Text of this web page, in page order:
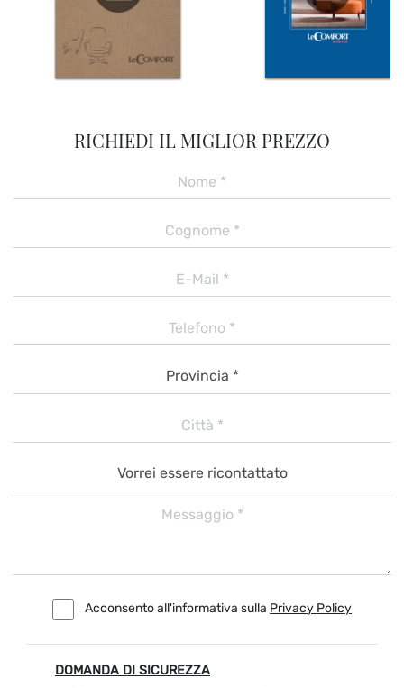
RICHIEDI IL MIGLIOR PREZZO
Acconsento all'informativa sulla Privacy Policy
DOMANDA DI SICUREZZA